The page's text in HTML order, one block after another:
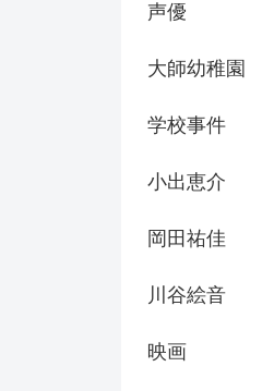
声優
大師幼稚園
学校事件
小出恵介
岡田祐佳
川谷絵音
映画